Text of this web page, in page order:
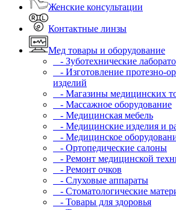
Женские консультации
Контактные линзы
Мед товары и оборудование
- Зуботехнические
- Изготовление протезно-
изделий
- Магазины медицинских
- Массажное оборудование
- Медицинская мебель
- Медицинские изделия и
- Медицинское
- Ортопедические салоны
- Ремонт медицинской
- Ремонт очков
- Слуховые аппараты
- Стоматологические
- Товары для здоровья